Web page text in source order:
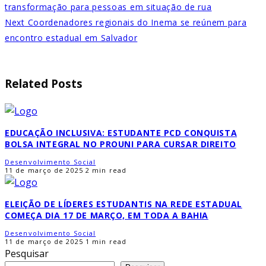
transformação para pessoas em situação de rua
Next Coordenadores regionais do Inema se reúnem para
encontro estadual em Salvador
Related Posts
EDUCAÇÃO INCLUSIVA: ESTUDANTE PCD CONQUISTA
BOLSA INTEGRAL NO PROUNI PARA CURSAR DIREITO
Desenvolvimento Social
11 de março de 2025 2 min read
ELEIÇÃO DE LÍDERES ESTUDANTIS NA REDE ESTADUAL
COMEÇA DIA 17 DE MARÇO, EM TODA A BAHIA
Desenvolvimento Social
11 de março de 2025 1 min read
Pesquisar